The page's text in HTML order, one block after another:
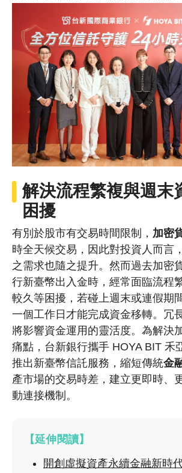
解決流程繁複與週末
困擾
有別於股市有交易時間限制， 加密
時全天候交易，因此對投資人而言
之需求也隨之提升。然而過去加密
行新臺幣出入金時，經常面臨流程
較久等困擾，若碰上週末或連假期
一個工作日才能完成資金移轉。冗
將影響資金運用的靈活度。為解決
痛點，台新銀行攜手 HOYA BIT 禾
推出新臺幣信託服務，縮短傳統金
產市場的交易時差，建立更即時、
動連接機制。
【延伸閱讀】
開創虛擬資產永續金融新時